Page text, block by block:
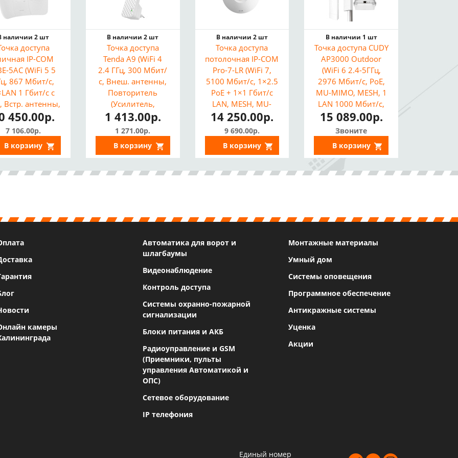
наличии 2 шт
доступа
IP-COM
5AC (WiFi 5 5
867 Мбит/с,
1 Гбит/с с
Встр. антенны,
до 25
км)
450.00р.
7 106.00р.
В корзину
В наличии 2 шт
Точка доступа
Tenda A9 (WiFi 4
2.4 ГГц, 300 Мбит/
с, Внеш. антенны,
Повторитель
(Усилитель,
репитер))
1 413.00р.
1 271.00р.
В корзину
В наличии 2 шт
Точка доступа
потолочная IP-COM
Pro-7-LR (WiFi 7,
5100 Мбит/с, 1×2.5
PoE + 1×1 Гбит/с
LAN, MESH, MU-
MIMO, Встр.
антенны)
14 250.00р.
9 690.00р.
В корзину
В наличии 1 шт
Точка доступа CUDY
AP3000 Outdoor
(WiFi 6 2.4-5ГГц,
2976 Мбит/с, PoE,
MU-MIMO, MESH, 1
LAN 1000 Мбит/с,
VPN, Внеш.
антенны, IP65)
15 089.00р.
Звоните
В корзину
камеры
Автоматика для ворот и
шлагбаумы
Видеонаблюдение
Контроль доступа
Системы охранно-пожарной
сигнализации
Блоки питания и АКБ
Радиоуправление и GSM
(Приемники, пульты
управления Автоматикой и
ОПС)
Сетевое оборудование
IP телефония
Монтажные материалы
Умный дом
Системы оповещения
Программное обеспечение
Антикражные системы
Уценка
Акции
Единый номер